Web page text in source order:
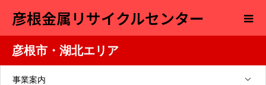
彦根金属リサイクルセンター
彦根市・湖北エリア
事業案内